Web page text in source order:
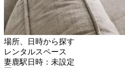
場所、日時から探す
レンタルスペース
妻鹿駅日時：未設定